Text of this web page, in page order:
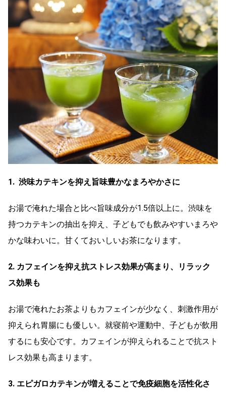
1. 渋味カテキンを抑え旨味豊かなまろやかさに
お湯で淹れた場合と比べ旨味成分が1.5倍以上に。渋味を
持つカテキンの抽出を抑え、子どもでも飲みやすいまろや
かな味わいに。甘くておいしいお茶になります。
2. カフェインを抑え抗ストレス効果が高まり、リラック
ス効果も
お湯で淹れたお茶よりもカフェインが少なく、刺激作用が
抑えられ胃腸にも優しい。就寝前や運動中、子どもが飲用
するにも安心です。カフェインが抑えられることで抗スト
レス効果も高まります。
3. エピガロカテキンが増えることで免疫細胞を活性化さ